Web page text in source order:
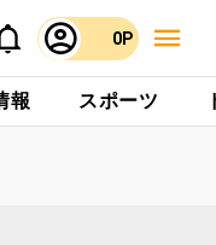
0P
報 スポーツ